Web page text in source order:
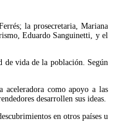
la prosecretaria, Mariana
Eduardo Sanguinetti, y el
de vida de la población. Según
como apoyo a las
desarrollen sus ideas.
en otros países u